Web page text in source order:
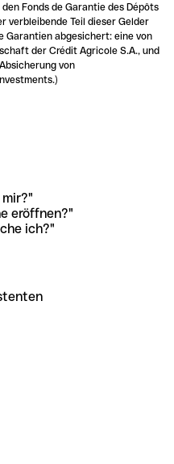
Fonds de Garantie des Dépôts
verbleibende Teil dieser Gelder
Garantien abgesichert: eine von
der Crédit Agricole S.A., und
von
eröffnen?"
ich?"